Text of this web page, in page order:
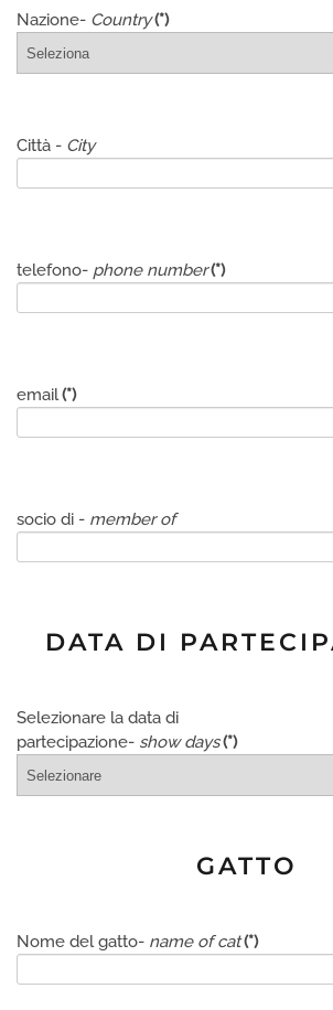
Nazione- Country(*)
Città - City
telefono- phone number(*)
email(*)
socio di - member of
DATA DI
Selezionare la data di
partecipazione- show days(*)
GATTO
Nome del gatto- name of cat(*)